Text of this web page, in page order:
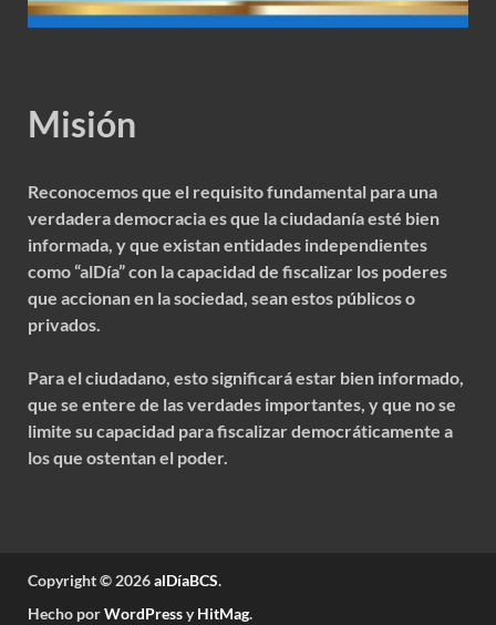
Misión
Reconocemos que el requisito fundamental para una
verdadera democracia es que la ciudadanía esté bien
informada, y que existan entidades independientes
como “alDía” con la capacidad de fiscalizar los poderes
que accionan en la sociedad, sean estos públicos o
privados.
Para el ciudadano, esto significará estar bien informado,
que se entere de las verdades importantes, y que no se
limite su capacidad para fiscalizar democráticamente a
los que ostentan el poder.
Copyright © 2026alDíaBCS.
Hecho porWordPressyHitMag.